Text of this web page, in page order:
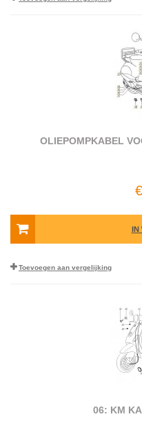
OLIEPOMPKABEL
IN
Toevoegen aan vergelijking
06: KM